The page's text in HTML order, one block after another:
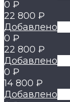
0 ₽
22 800 ₽
Добавлено
0 ₽
22 800 ₽
Добавлено
0 ₽
14 800 ₽
Добавлено